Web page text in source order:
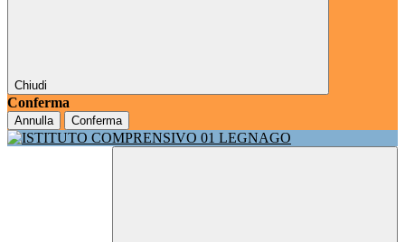
Chiudi
Conferma
Annulla Conferma